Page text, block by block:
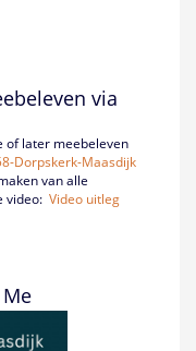
via
of later meebeleven
Dorpskerk-Maasdijk
van alle
video: Video uitleg